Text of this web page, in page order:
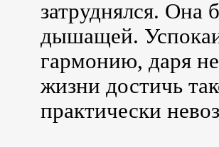
затруднялся.
дышащей.
гармонию, даря
жизни достичь
практически